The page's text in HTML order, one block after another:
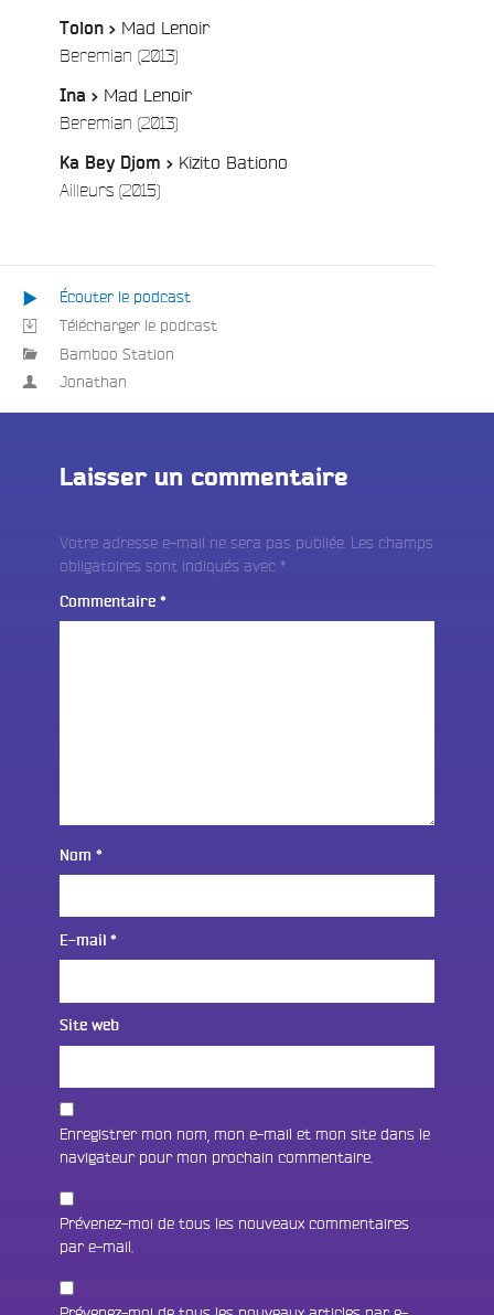
Tolon > Mad Lenoir
Beremian (2013)/
Ina > Mad Lenoir
Beremian (2013)/
Ka Bey Djom > Kizito Bationo
Ailleurs (2015)/
Écouter le podcast
Télécharger le podcast
Bamboo Station
Jonathan
Laisser un commentaire
Votre adresse e-mail ne sera pas publiée. Les champs
obligatoires sont indiqués avec *
Commentaire *
Nom *
E-mail *
Site web
Enregistrer mon nom, mon e-mail et mon site dans le
navigateur pour mon prochain commentaire.
Prévenez-moi de tous les nouveaux commentaires
par e-mail.